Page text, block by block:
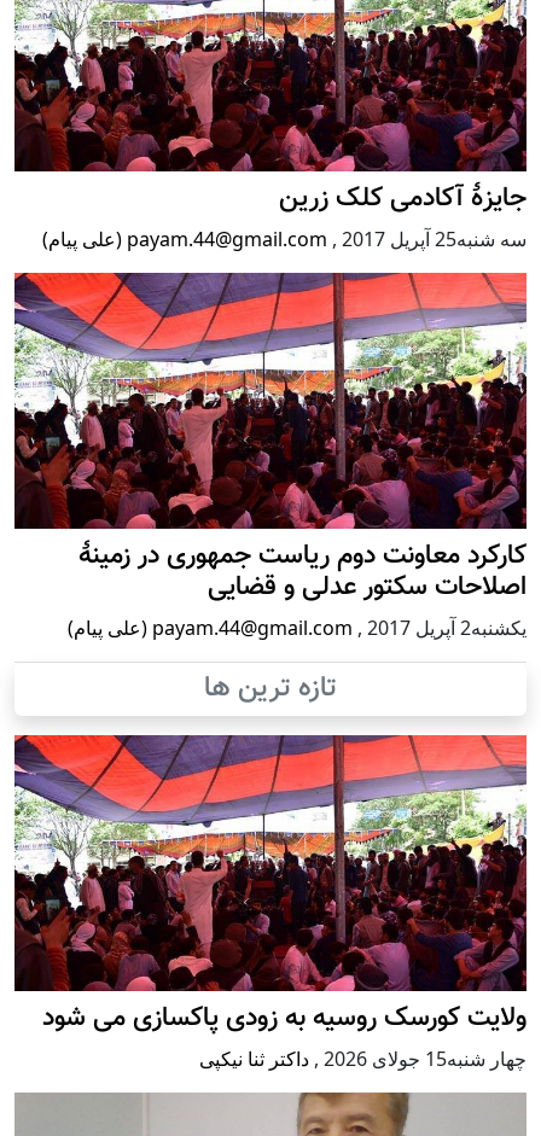
جایزۀ آکادمی کلک زرین
سه شنبه25 آپریل 2017 , payam.44@gmail.com (علی پیام)
کارکرد معاونت دوم ریاست جمهوری در زمینۀ
اصلاحات سکتور عدلی و قضایی
يكشنبه2 آپریل 2017 , payam.44@gmail.com (علی پیام)
تازه ترین ها
ولایت کورسک روسیه به زودی پاکسازی می شود
چهار شنبه15 جولای 2026 , داکتر ثنا نیکپی